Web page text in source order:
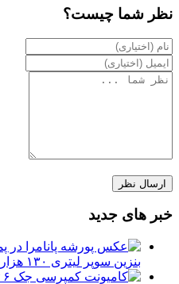
نظر شما چیست؟
خبر های جدید
بنزین سوپر لیتری ۱۳۰ هزار تومان شد!